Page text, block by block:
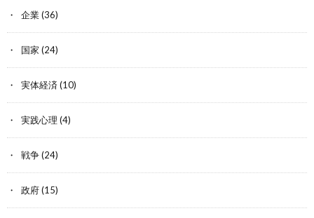
企業(36)
国家 (24)
実体経済 (10)
実践心理 (4)
戦争(24)
政府(15)